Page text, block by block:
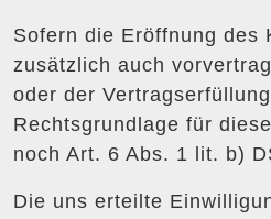
Sofern die Eröffnung des
zusätzlich auch
oder der
Rechtsgrundlage für
noch Art. 6 Abs. 1 lit. b)
Die uns erteilte